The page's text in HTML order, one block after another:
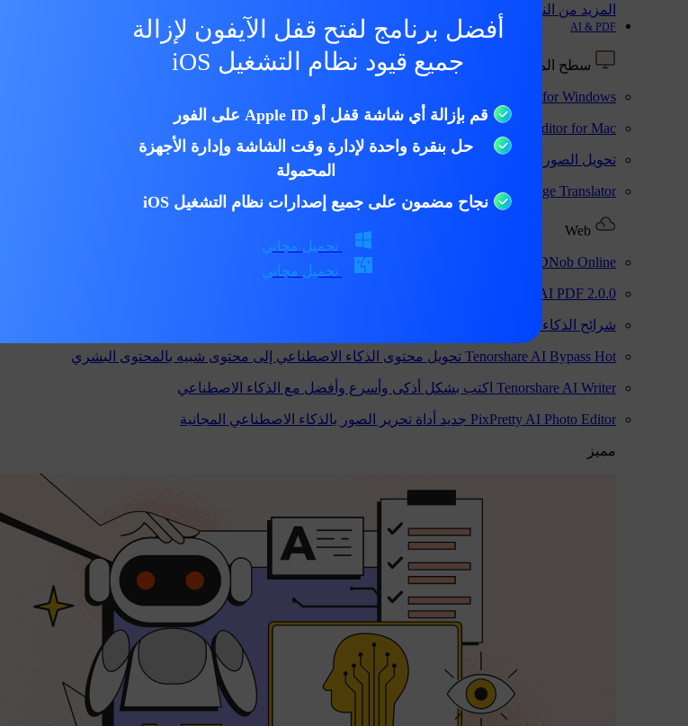
أفضل برنامج لفتح قفل الآيفون لإزالة
جميع قيود نظام التشغيل iOS
قم بإزالة أي شاشة قفل أو Apple ID على الفور
حل بنقرة واحدة لإدارة وقت الشاشة وإدارة الأجهزة
المحمولة
نجاح مضمون على جميع إصدارات نظام التشغيل iOS
تحميل مجاني
تحميل مجاني
المزيد من النصائح المفيدة
AI & PDF
سطح المكتب
PDNob - PDF Editor for Windows
PDNob - PDF Editor for Mac تحرير وإدارة ملفات PDF باستخدام الذكاء الاصطناعي على نظام macOS
تحويل الصورة إلى نص التقاط وتحويل الصورة إلى النص
PDNob Image Translator ترجمة الصورة باستخدام OCR
PDNob Online التعرف البصري على الحروف وتحويل PDF مجانًا عبر الإنترنت
Tenorshare AI PDF 2.0.0
شرائح الذكاء الاصطناعي من Tenorshare
Tenorshare AI Bypass Hot تحويل محتوى الذكاء الاصطناعي إلى محتوى شبيه بالمحتوى البشري
Tenorshare AI Writer اكتب بشكل أذكى وأسرع وأفضل مع الذكاء الاصطناعي
PixPretty AI Photo Editor جديد أداة تحرير الصور بالذكاء الاصطناعي المجانية
مميز